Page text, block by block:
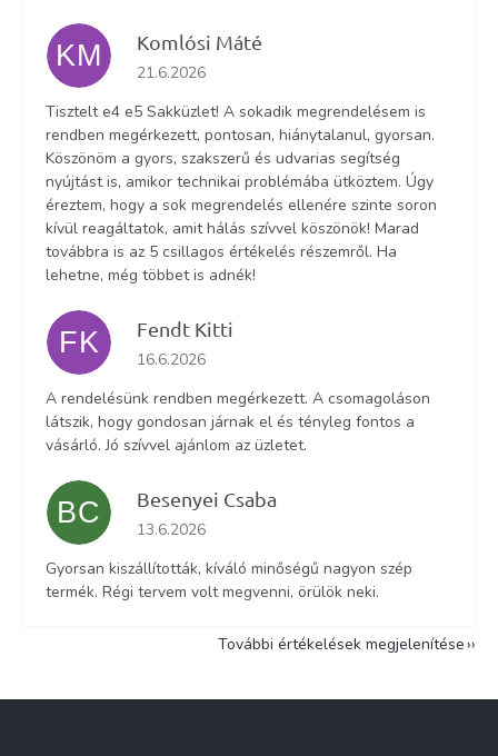
KM Komlósi Máté
Az áruház értékelése 5-ből 5 csillag.
21.6.2026
Tisztelt e4 e5 Sakküzlet! A sokadik megrendelésem is
rendben megérkezett, pontosan, hiánytalanul, gyorsan.
Köszönöm a gyors, szakszerű és udvarias segítség
nyújtást is, amikor technikai problémába ütköztem. Úgy
éreztem, hogy a sok megrendelés ellenére szinte soron
kívül reagáltatok, amit hálás szívvel köszönök! Marad
továbbra is az 5 csillagos értékelés részemről. Ha
lehetne, még többet is adnék!
FK Fendt Kitti
Az áruház értékelése 5-ből 5 csillag.
16.6.2026
A rendelésünk rendben megérkezett. A csomagoláson
látszik, hogy gondosan járnak el és tényleg fontos a
vásárló. Jó szívvel ajánlom az üzletet.
BC Besenyei Csaba
Az áruház értékelése 5-ből 5 csillag.
13.6.2026
Gyorsan kiszállították, kíváló minőségű nagyon szép
termék. Régi tervem volt megvenni, örülök neki.
További értékelések megjelenítése